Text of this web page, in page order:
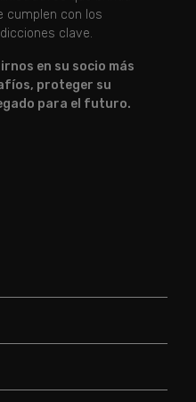
cumplen con los
clave.
en su socio más
proteger su
para el futuro.